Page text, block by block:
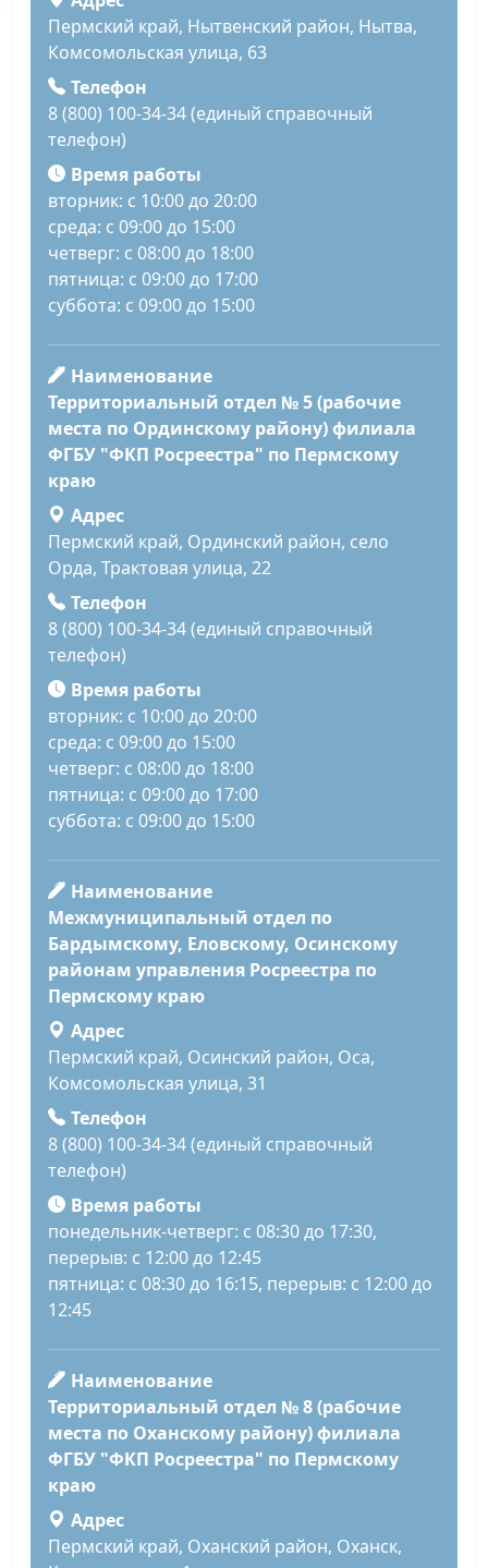
Пермский край, Нытвенский район, Нытва,
Комсомольская улица, 63
Телефон
8 (800) 100-34-34 (единый справочный
телефон)
Время работы
вторник: с 10:00 до 20:00
среда: с 09:00 до 15:00
четверг: с 08:00 до 18:00
пятница: с 09:00 до 17:00
суббота: с 09:00 до 15:00
Наименование
Территориальный отдел № 5 (рабочие
места по Ординскому району) филиала
ФГБУ "ФКП Росреестра" по Пермскому
краю
Адрес
Пермский край, Ординский район, село
Орда, Трактовая улица, 22
Телефон
8 (800) 100-34-34 (единый справочный
телефон)
Время работы
вторник: с 10:00 до 20:00
среда: с 09:00 до 15:00
четверг: с 08:00 до 18:00
пятница: с 09:00 до 17:00
суббота: с 09:00 до 15:00
Наименование
Межмуниципальный отдел по
Бардымскому, Еловскому, Осинскому
районам управления Росреестра по
Пермскому краю
Адрес
Пермский край, Осинский район, Оса,
Комсомольская улица, 31
Телефон
8 (800) 100-34-34 (единый справочный
телефон)
Время работы
понедельник-четверг: с 08:30 до 17:30,
перерыв: с 12:00 до 12:45
пятница: с 08:30 до 16:15, перерыв: с 12:00 до
12:45
Наименование
Территориальный отдел № 8 (рабочие
места по Оханскому району) филиала
ФГБУ "ФКП Росреестра" по Пермскому
краю
Адрес
Пермский край, Оханский район, Оханск,